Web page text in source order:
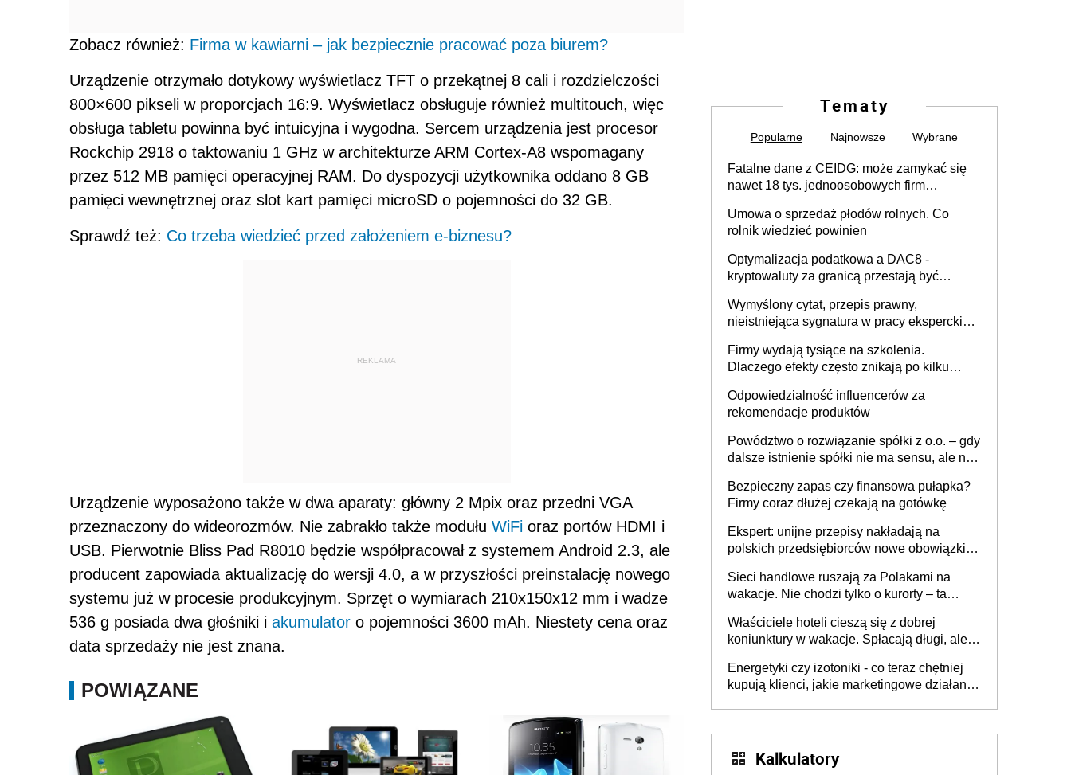
Zobacz również: Firma w kawiarni – jak bezpiecznie pracować poza biurem?
Urządzenie otrzymało dotykowy wyświetlacz TFT o przekątnej 8 cali i rozdzielczości
800×600 pikseli w proporcjach 16:9. Wyświetlacz obsługuje również multitouch, więc
obsługa tabletu powinna być intuicyjna i wygodna. Sercem urządzenia jest procesor
Rockchip 2918 o taktowaniu 1 GHz w architekturze ARM Cortex-A8 wspomagany
przez 512 MB pamięci operacyjnej RAM. Do dyspozycji użytkownika oddano 8 GB
pamięci wewnętrznej oraz slot kart pamięci microSD o pojemności do 32 GB.
Sprawdź też: Co trzeba wiedzieć przed założeniem e-biznesu?
REKLAMA
Urządzenie wyposażono także w dwa aparaty: główny 2 Mpix oraz przedni VGA
przeznaczony do wideorozmów. Nie zabrakło także modułu WiFi oraz portów HDMI i
USB. Pierwotnie Bliss Pad R8010 będzie współpracował z systemem Android 2.3, ale
producent zapowiada aktualizację do wersji 4.0, a w przyszłości preinstalację nowego
systemu już w procesie produkcyjnym. Sprzęt o wymiarach 210х150х12 mm i wadze
536 g posiada dwa głośniki i akumulator o pojemności 3600 mAh. Niestety cena oraz
data sprzedaży nie jest znana.
POWIĄZANE
Tematy
Popularne Najnowsze Wybrane
Fatalne dane z CEIDG: może zamykać się
nawet 18 tys. jednoosobowych firm
Umowa o sprzedaż płodów rolnych. Co
rolnik wiedzieć powinien
Optymalizacja podatkowa a DAC8 -
kryptowaluty za granicą przestają być
Wymyślony cytat, przepis prawny,
nieistniejąca sygnatura w pracy eksperckiej -
firmie
Firmy wydają tysiące na szkolenia.
Dlaczego efekty często znikają po kilku
Odpowiedzialność influencerów za
rekomendacje produktów
Powództwo o rozwiązanie spółki z o.o. – gdy
dalsze istnienie spółki nie ma sensu, ale nie
Bezpieczny zapas czy finansowa pułapka?
Firmy coraz dłużej czekają na gotówkę
Ekspert: unijne przepisy nakładają na
polskich przedsiębiorców nowe obowiązki w
Sieci handlowe ruszają za Polakami na
wakacje. Nie chodzi tylko o kurorty – ta
tam, gdzie wielu spędzi urlop po cichu
Właściciele hoteli cieszą się z dobrej
koniunktury w wakacje. Spłacają długi, ale
Energetyki czy izotoniki - co teraz chętniej
kupują klienci, jakie marketingowe działania
Kalkulatory